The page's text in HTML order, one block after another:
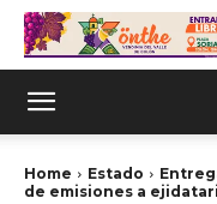
Home Estado
de emisiones a